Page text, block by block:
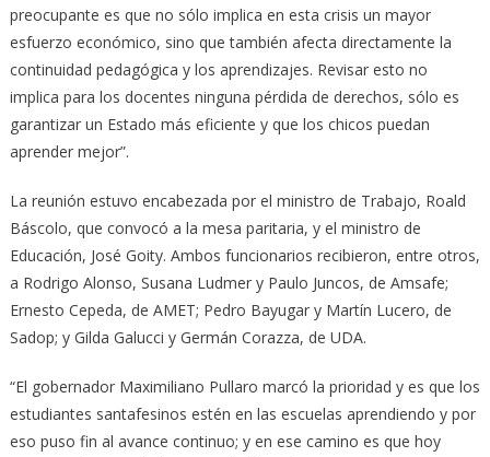
preocupante es que no sólo implica en esta crisis un mayor
esfuerzo económico, sino que también afecta directamente la
continuidad pedagógica y los aprendizajes. Revisar esto no
implica para los docentes ninguna pérdida de derechos, sólo es
garantizar un Estado más eficiente y que los chicos puedan
aprender mejor”.
La reunión estuvo encabezada por el ministro de Trabajo, Roald
Báscolo, que convocó a la mesa paritaria, y el ministro de
Educación, José Goity. Ambos funcionarios recibieron, entre otros,
a Rodrigo Alonso, Susana Ludmer y Paulo Juncos, de Amsafe;
Ernesto Cepeda, de AMET; Pedro Bayugar y Martín Lucero, de
Sadop; y Gilda Galucci y Germán Corazza, de UDA.
“El gobernador Maximiliano Pullaro marcó la prioridad y es que los
estudiantes santafesinos estén en las escuelas aprendiendo y por
eso puso fin al avance continuo; y en ese camino es que hoy